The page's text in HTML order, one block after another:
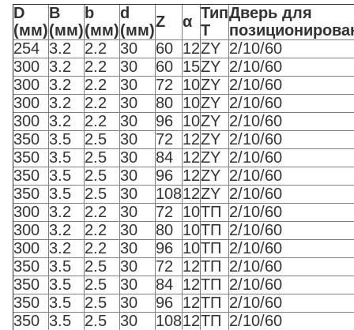
D
(мм)
B
(мм)
b
(мм)
d
(мм)Z α Тип
T
Дверь для
254 3.2 2.2 30 60 12ZY 2/10/60
300 3.2 2.2 30 60 15ZY 2/10/60
300 3.2 2.2 30 72 10ZY 2/10/60
300 3.2 2.2 30 80 10ZY 2/10/60
300 3.2 2.2 30 96 10ZY 2/10/60
350 3.5 2.5 30 72 12ZY 2/10/60
350 3.5 2.5 30 84 12ZY 2/10/60
350 3.5 2.5 30 96 12ZY 2/10/60
350 3.5 2.5 30 10812ZY 2/10/60
300 3.2 2.2 30 72 10ТП 2/10/60
300 3.2 2.2 30 80 10ТП 2/10/60
300 3.2 2.2 30 96 10ТП 2/10/60
350 3.5 2.5 30 72 12ТП 2/10/60
350 3.5 2.5 30 84 12ТП 2/10/60
350 3.5 2.5 30 96 12ТП 2/10/60
350 3.5 2.5 30 10812ТП 2/10/60